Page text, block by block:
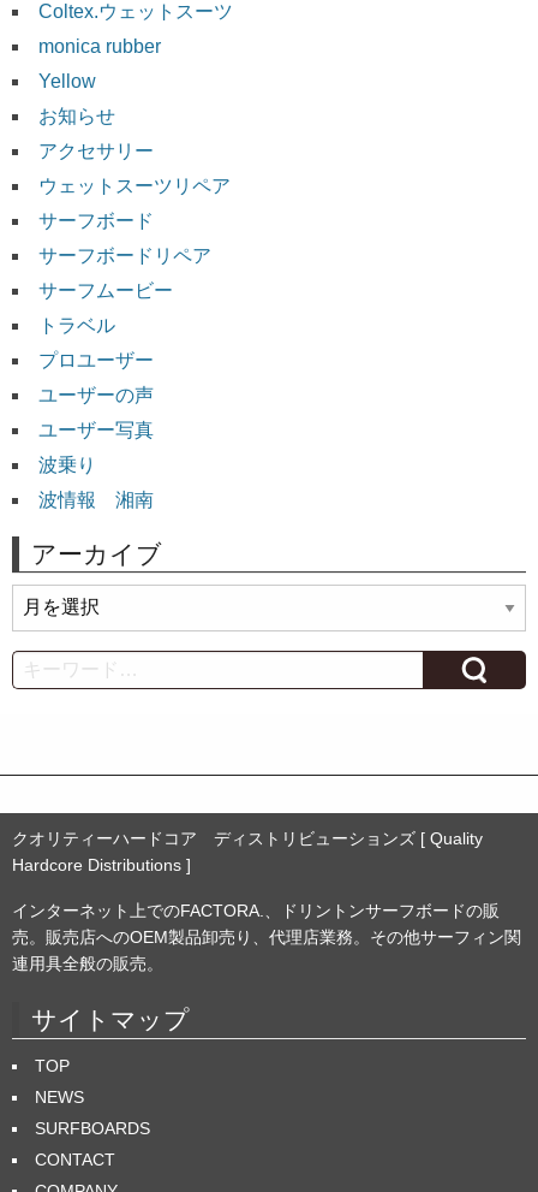
Coltex.ウェットスーツ
monica rubber
Yellow
お知らせ
アクセサリー
ウェットスーツリペア
サーフボード
サーフボードリペア
サーフムービー
トラベル
プロユーザー
ユーザーの声
ユーザー写真
波乗り
波情報 湘南
アーカイブ
ー
カ
イ
Search
クオリティーハードコア ディストリビューションズ [ Quality
Hardcore Distributions ]
インターネット上でのFACTORA.、ドリントンサーフボードの販
売。販売店へのOEM製品卸売り、代理店業務。その他サーフィン関
連用具全般の販売。
サイトマップ
TOP
NEWS
SURFBOARDS
CONTACT